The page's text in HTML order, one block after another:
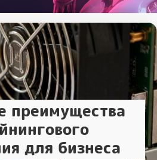
преимущества
для бизнеса